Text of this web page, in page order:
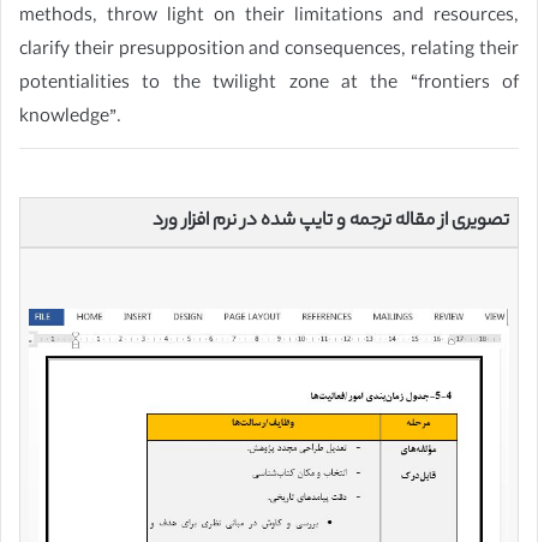
methods, throw light on their limitations and resources,
clarify their presupposition and consequences, relating their
potentialities to the twilight zone at the “frontiers of
knowledge”.
تصویری از مقاله ترجمه و تایپ شده در نرم افزار ورد